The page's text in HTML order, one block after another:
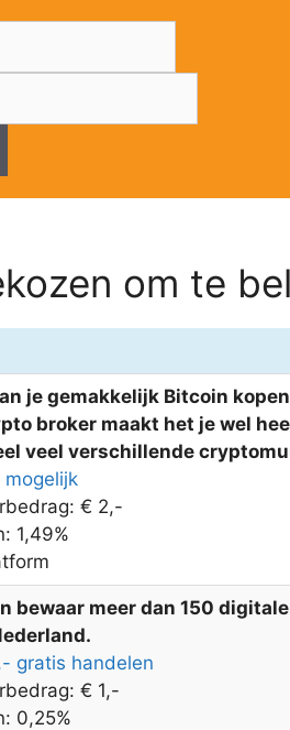
om te
je gemakkelijk Bitcoin
broker maakt het je wel
veel verschillende
€ 2,-
1,49%
bewaar meer dan 150
gratis handelen
€ 1,-
0,25%